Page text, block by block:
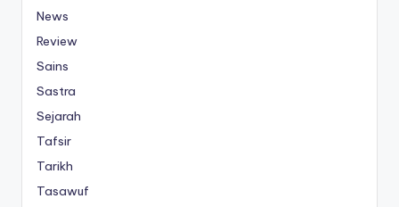
News
Review
Sains
Sastra
Sejarah
Tafsir
Tarikh
Tasawuf